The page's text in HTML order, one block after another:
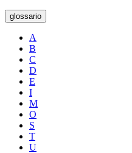
glossario
A
B
C
D
E
I
M
O
S
T
U